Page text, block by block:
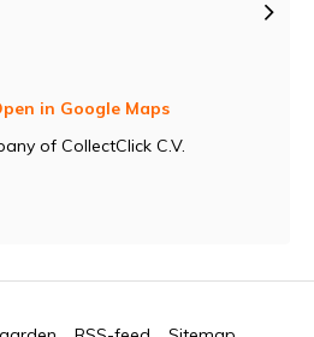
in Google Maps
of CollectClick C.V.